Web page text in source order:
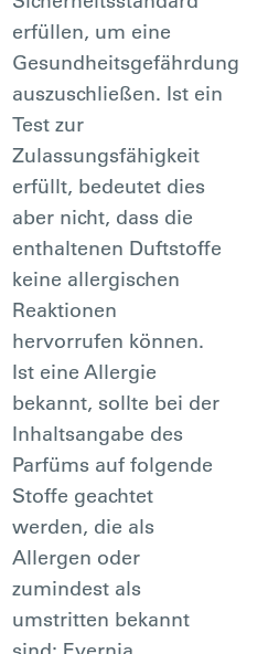
erfüllen, um eine
Gesundheitsgefährdung
auszuschließen. Ist ein
Test zur
Zulassungsfähigkeit
erfüllt, bedeutet dies
aber nicht, dass die
enthaltenen Duftstoffe
keine allergischen
Reaktionen
hervorrufen können.
Ist eine Allergie
bekannt, sollte bei der
Inhaltsangabe des
Parfüms auf folgende
Stoffe geachtet
werden, die als
Allergen oder
zumindest als
umstritten bekannt